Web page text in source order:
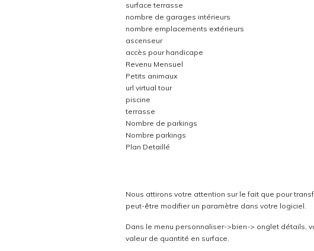
surface terrasse
nombre de garages intérieurs
nombre emplacements extérieurs
ascenseur
accès pour handicape
Revenu Mensuel
Petits animaux
url virtual tour
piscine
terrasse
Nombre de parkings
Nombre parkings
Plan Detaillé
Nous attirons votre attention sur le fait que pour
peut-être modifier un paramètre dans votre logiciel.
Dans le menu personnaliser->bien-> onglet détails,
valeur de quantité en surface.